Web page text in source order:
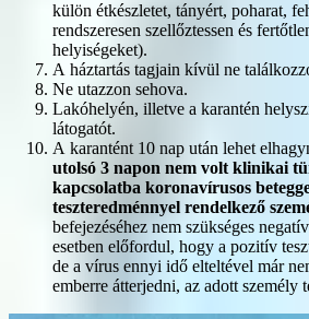
külön étkészletet, tányért, poharat,
rendszeresen szellőztessen és
helyiségeket).
A háztartás tagjain kívül ne
Ne utazzon sehova.
Lakóhelyén, illetve a karantén
látogatót.
A karantént 10 nap után lehet
utolsó 3 napon nem volt klinikai
kapcsolatba koronavírusos
teszteredménnyel rendelkező
befejezéséhez nem szükséges
esetben előfordul, hogy a pozitív
de a vírus ennyi idő elteltével már
emberre átterjedni, az adott személy